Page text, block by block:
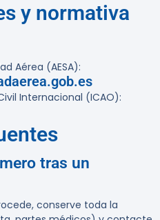
y normativa
Aérea (AESA):
Internacional (ICAO):
tras un
conserve toda la